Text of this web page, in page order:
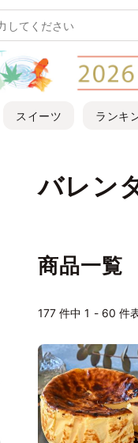
スイーツ ランキ
バレン
商品一覧
177 件中 1 - 60 件